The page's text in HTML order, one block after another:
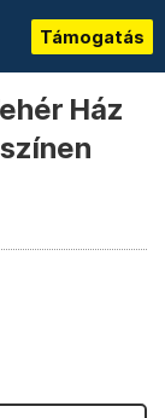
Támogatás
Ház